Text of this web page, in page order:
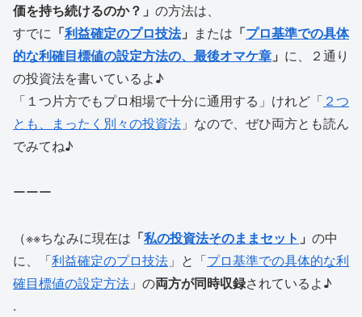
価を持ち続けるのか？」 の方法は、
すでに 「利益確定のプロ技法」 または 「プロ基準での具体
的な利確目標値の設定方法の、最後オマケ章 」 に、２通り
の投資法を書いているよ♪
「１つ片方でもプロ相場で十分に通用する」けれど「 ２つ
とも、まったく別々の投資法 」なので、ぜひ両方とも読ん
でみてね♪
ーーー
（※※ちなみに現在は 「私の投資法そのままセット 」 の中
に、「利益確定のプロ技法 」と「プロ基準での具体的な利
確目標値の設定方法 」の両方が同時収録されているよ♪
.